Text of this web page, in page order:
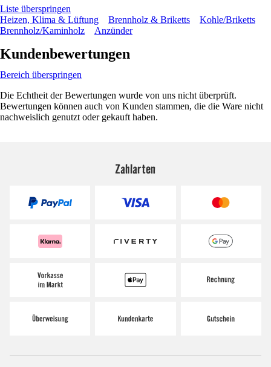
Liste überspringen
Heizen, Klima & Lüftung
Brennholz & Briketts
Kohle/Briketts
Brennholz/Kaminholz
Anzünder
Kundenbewertungen
Bereich überspringen
Die Echtheit der Bewertungen wurde von uns nicht überprüft.
Bewertungen können auch von Kunden stammen, die die Ware nicht
nachweislich genutzt oder gekauft haben.
Zahlarten